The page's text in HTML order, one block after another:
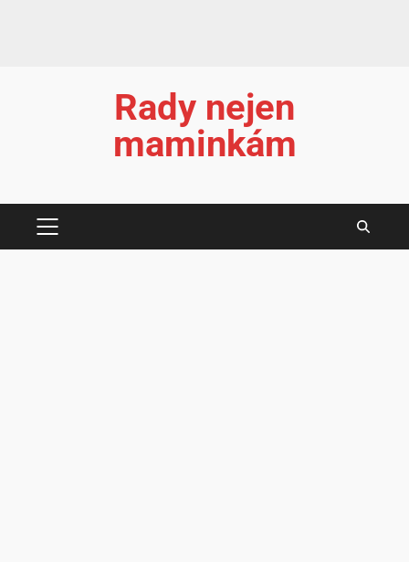
Rady nejen
maminkám